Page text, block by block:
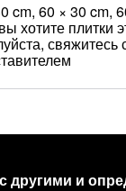
cm, 60 × 30 cm,
хотите плитки
другими и